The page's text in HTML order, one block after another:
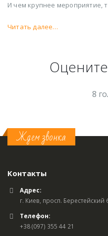
И чем крупнее мероприятие,
Читать далее…
8
Ждем звонка
Контакты
Адрес:
г. Киев, просп. Берестейский
Телефон:
+38 (097) 355 44 21